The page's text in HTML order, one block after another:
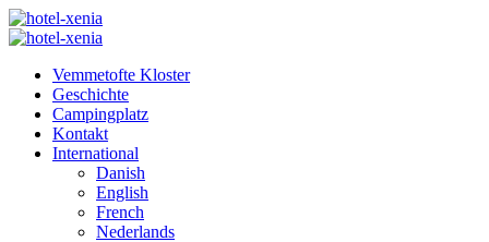
Vemmetofte Kloster
Geschichte
Campingplatz
Kontakt
International
Danish
English
French
Nederlands